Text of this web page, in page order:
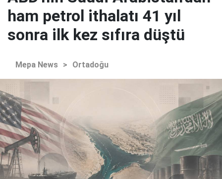
ham petrol ithalatı 41 yıl
sonra ilk kez sıfıra düştü
Mepa News > Ortadoğu